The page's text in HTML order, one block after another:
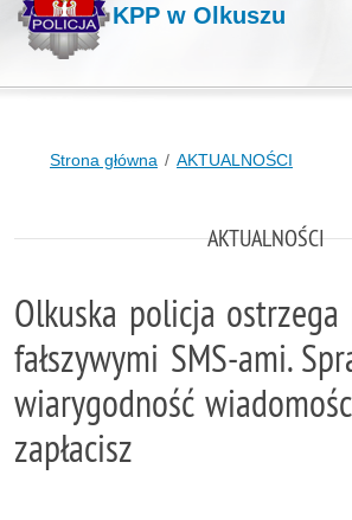
KPP w Olkuszu
Strona główna AKTUALNOŚCI
AKTUALNOŚCI
Olkuska policja ostrzega
fałszywymi SMS-ami.
wiarygodność
zapłacisz